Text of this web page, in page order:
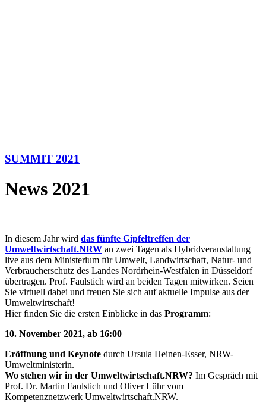
SUMMIT 2021
News 2021
In diesem Jahr wird das fünfte Gipfeltreffen der
Umweltwirtschaft.NRW an zwei Tagen als Hybridveranstaltung
live aus dem Ministerium für Umwelt, Landwirtschaft, Natur- und
Verbraucherschutz des Landes Nordrhein-Westfalen in Düsseldorf
übertragen. Prof. Faulstich wird an beiden Tagen mitwirken. Seien
Sie virtuell dabei und freuen Sie sich auf aktuelle Impulse aus der
Umweltwirtschaft!
Hier finden Sie die ersten Einblicke in das Programm:
10. November 2021, ab 16:00
Eröffnung und Keynote durch Ursula Heinen-Esser, NRW-
Umweltministerin.
Wo stehen wir in der Umweltwirtschaft.NRW? Im Gespräch mit
Prof. Dr. Martin Faulstich und Oliver Lühr vom
Kompetenznetzwerk Umweltwirtschaft.NRW.